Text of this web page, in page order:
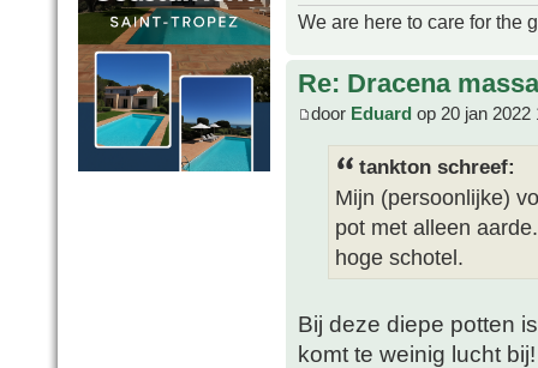
We are here to care for the
Re: Dracena
door Eduard op 20 jan 2022
tankton schreef:
Mijn (persoonlijke)
pot met alleen
hoge schotel.
Bij deze diepe potten
komt te weinig lucht bij!